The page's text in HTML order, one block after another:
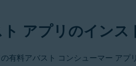
アプリのイン
有料アバスト コンシューマー アプリ